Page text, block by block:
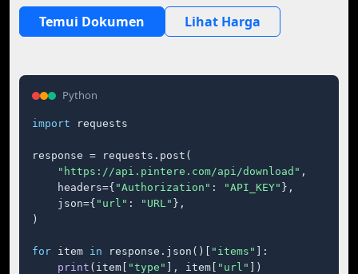
Temui Dokumen Lihat Harga
Python
import requests
response = requests.post(
"https://api.pintere.com/api/download" ,
    headers={
"Authorization" : "API_KEY" },
    json={
"url" : "URL" },
)
for item in response.json()[ "items"
]:
print (item[ "type" ], item[ "url" ])